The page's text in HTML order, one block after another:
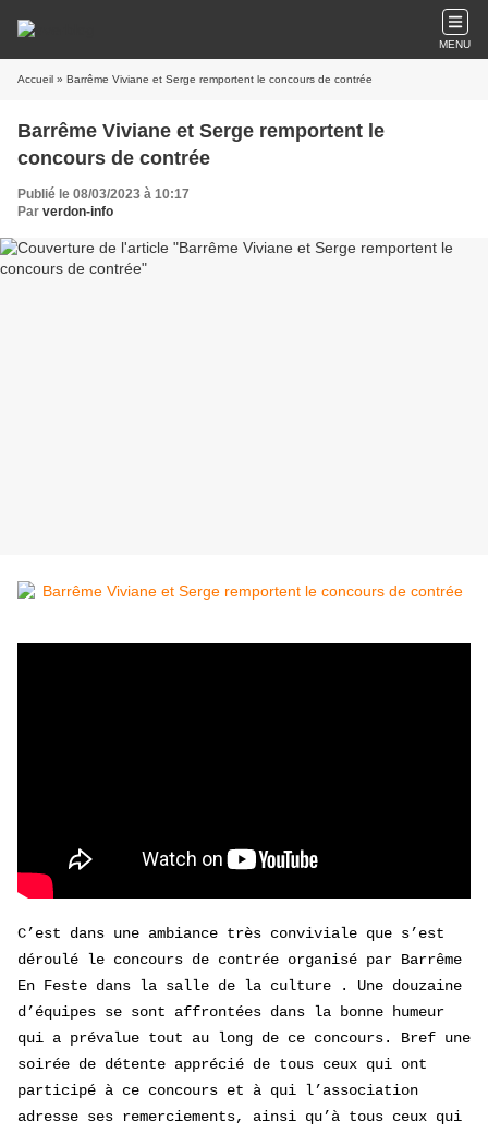
MENU
Accueil » Barrême Viviane et Serge remportent le concours de contrée
Barrême Viviane et Serge remportent le
concours de contrée
Publié le 08/03/2023 à 10:17
Par verdon-info
C’est dans une ambiance très conviviale que s’est
déroulé le concours de contrée organisé par Barrême
En Feste dans la salle de la culture . Une douzaine
d’équipes se sont affrontées dans la bonne humeur
qui a prévalue tout au long de ce concours. Bref une
soirée de détente apprécié de tous ceux qui ont
participé à ce concours et à qui l’association
adresse ses remerciements, ainsi qu’à tous ceux qui